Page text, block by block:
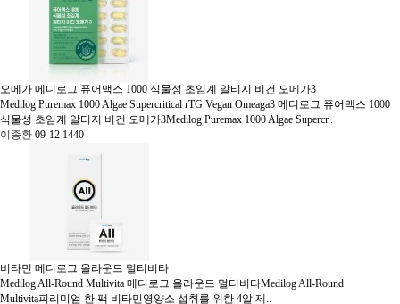
오메가 메디로그 퓨어맥스 1000 식물성 초임계 알티지 비건 오메가3
Medilog Puremax 1000 Algae Supercritical rTG Vegan Omeaga3 메디로그 퓨어맥스 1000
식물성 초임계 알티지 비건 오메가3Medilog Puremax 1000 Algae Supercr..
이종환 09-12 1440
비타민 메디로그 올라운드 멀티비타
Medilog All-Round Multivita 메디로그 올라운드 멀티비타Medilog All-Round
Multivita피리미엄 한 팩 비타민영양소 섭취를 위한 4알 제..